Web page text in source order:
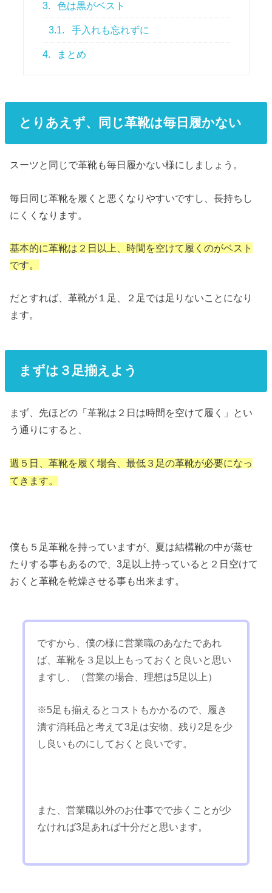
3. 色は黒がベスト
3.1. 手入れも忘れずに
4. まとめ
とりあえず、同じ革靴は毎日履かない
スーツと同じで革靴も毎日履かない様にしましょう。
毎日同じ革靴を履くと悪くなりやすいですし、長持ちし
にくくなります。
基本的に革靴は２日以上、時間を空けて履くのがベスト
です。
だとすれば、革靴が１足、２足では足りないことになり
ます。
まずは３足揃えよう
まず、先ほどの「革靴は２日は時間を空けて履く」とい
う通りにすると、
週５日、革靴を履く場合、最低３足の革靴が必要になっ
てきます。
僕も５足革靴を持っていますが、夏は結構靴の中が蒸せ
たりする事もあるので、3足以上持っていると２日空けて
おくと革靴を乾燥させる事も出来ます。
ですから、僕の様に営業職のあなたであれ
ば、革靴を３足以上もっておくと良いと思い
ますし、（営業の場合、理想は5足以上）
※5足も揃えるとコストもかかるので、履き
潰す消耗品と考えて3足は安物、残り2足を少
し良いものにしておくと良いです。
また、営業職以外のお仕事でで歩くことが少
なければ3足あれば十分だと思います。